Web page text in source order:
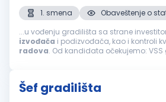
1. smena
Obaveštenje o
...u vođenju gradilišta sa strane
izvođača i podizvođača, kao i kontroli
radova
. Od kandidata očekujemo: VSS
Šef gradilišta